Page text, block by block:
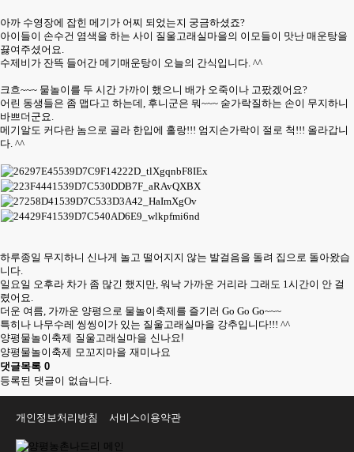
아까 수영장에 잡힌 메기가 어찌 되었는지 궁금하셨죠?
아이들이 손수건 염색을 하는 사이 질울고래실마을의 이모들이 맛난 매운탕을
끓여주셨어요.
수제비가 잔뜩 들어간 메기매운탕이 오늘의 간식입니다. ^^
크흐~~~ 물놀이를 두 시간 가까이 했으니 배가 오죽이나 고팠겠어요?
어린 동생들은 좀 맵다고 하는데, 후니군은 뭐~~~ 숟가락질하는 손이 무지하니
바쁘더군요.
메기알도 커다란 놈으로 골라 한입에 홀랑!!! 엄지손가락이 절로 척!!! 올라갑니
다. ^^
하루종일 무지하니 신나게 놀고 떨어지지 않는 발걸음을 돌려 집으로 돌아왔습
니다.
일요일 오후라 차가 좀 많긴 했지만, 워낙 가까운 거리라 그래도 1시간이 안 걸
렸어요.
더운 여름, 가까운 양평으로 물놀이축제를 즐기러 Go Go Go~~~
특히나 나무수레 씽씽이가 있는 질울고래실마을 강추입니다!!! ^^
양평물놀이축제 질울고래실마을 신나요!
양평물놀이축제 모꼬지마을 재미나요
댓글목록 0
등록된 댓글이 없습니다.
개인정보처리방침 서비스이용약관